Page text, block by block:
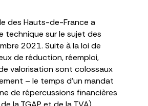
des Hauts-de-France a
technique sur le sujet des
2021. Suite à la loi de
de réduction, réemploi,
valorisation sont colossaux
– le temps d’un mandat
de répercussions financières